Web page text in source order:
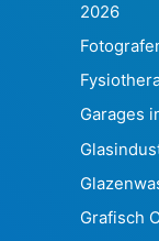
2026
Garages
Grafisch